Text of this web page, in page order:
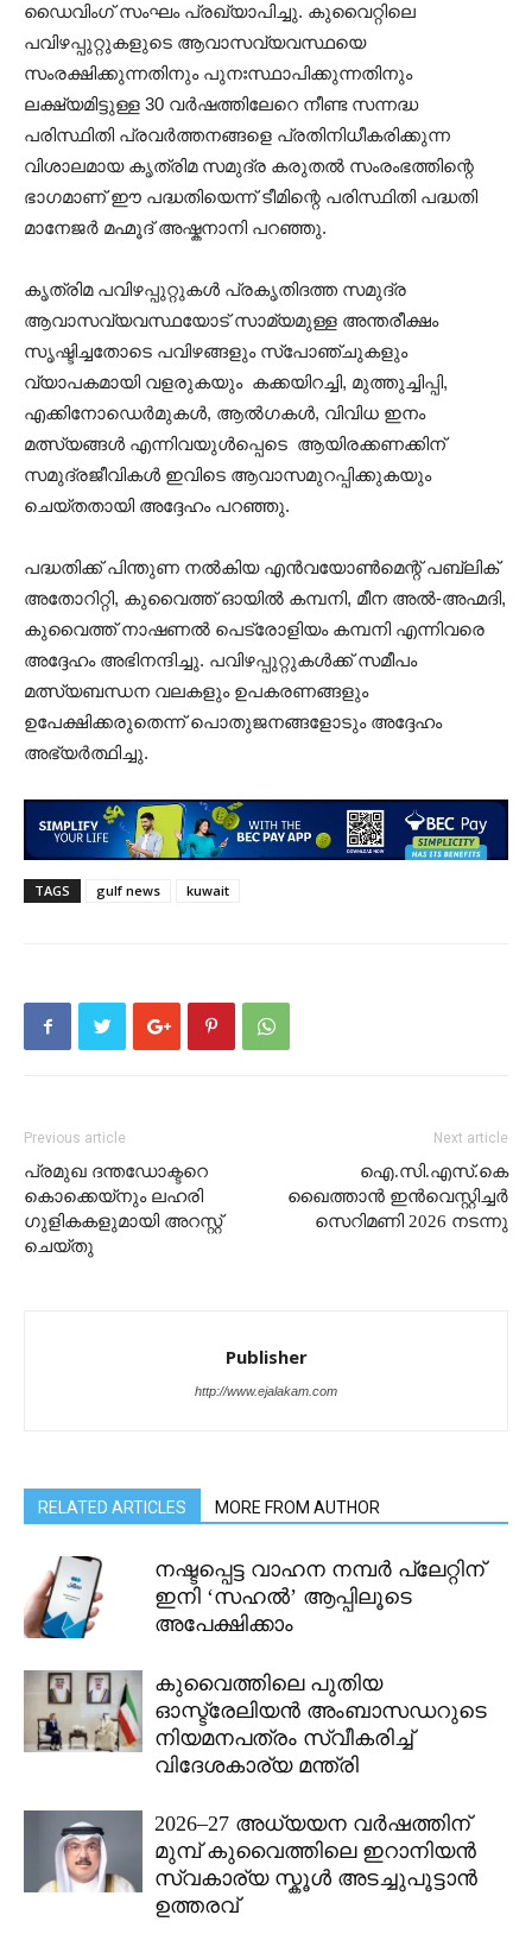
ഡൈവിംഗ് സംഘം പ്രഖ്യാപിച്ചു. കുവൈറ്റിലെ
പവിഴപ്പുറ്റുകളുടെ ആവാസവ്യവസ്ഥയെ
സംരക്ഷിക്കുന്നതിനും പുനഃസ്ഥാപിക്കുന്നതിനും
ലക്ഷ്യമിട്ടുള്ള 30 വർഷത്തിലേറെ നീണ്ട സന്നദ്ധ
പരിസ്ഥിതി പ്രവർത്തനങ്ങളെ പ്രതിനിധീകരിക്കുന്ന
വിശാലമായ കൃത്രിമ സമുദ്ര കരുതൽ സംരംഭത്തിന്റെ
ഭാഗമാണ് ഈ പദ്ധതിയെന്ന് ടീമിന്റെ പരിസ്ഥിതി പദ്ധതി
മാനേജർ മഹ്മൂദ് അഷ്കനാനി പറഞ്ഞു.
കൃത്രിമ പവിഴപ്പുറ്റുകൾ പ്രകൃതിദത്ത സമുദ്ര
ആവാസവ്യവസ്ഥയോട് സാമ്യമുള്ള അന്തരീക്ഷം
സൃഷ്ടിച്ചതോടെ പവിഴങ്ങളും സ്പോഞ്ചുകളും
വ്യാപകമായി വളരുകയും കക്കയിറച്ചി, മുത്തുച്ചിപ്പി,
എക്കിനോഡെർമുകൾ, ആൽഗകൾ, വിവിധ ഇനം
മത്സ്യങ്ങൾ എന്നിവയുൾപ്പെടെ ആയിരക്കണക്കിന്
സമുദ്രജീവികൾ ഇവിടെ ആവാസമുറപ്പിക്കുകയും
ചെയ്തതായി അദ്ദേഹം പറഞ്ഞു.
പദ്ധതിക്ക് പിന്തുണ നൽകിയ എൻവയോൺമെന്റ് പബ്ലിക്
അതോറിറ്റി, കുവൈത്ത് ഓയിൽ കമ്പനി, മീന അൽ-അഹ്മദി,
കുവൈത്ത് നാഷണൽ പെട്രോളിയം കമ്പനി എന്നിവരെ
അദ്ദേഹം അഭിനന്ദിച്ചു. പവിഴപ്പുറ്റുകൾക്ക് സമീപം
മത്സ്യബന്ധന വലകളും ഉപകരണങ്ങളും
ഉപേക്ഷിക്കരുതെന്ന് പൊതുജനങ്ങളോടും അദ്ദേഹം
അഭ്യർത്ഥിച്ചു.
TAGS gulf news kuwait
Previous article
പ്രമുഖ ദന്തഡോക്ടറെ
കൊക്കെയ്നും ലഹരി
ഗുളികകളുമായി അറസ്റ്റ്
ചെയ്തു
Next article
ഐ.സി.എസ്.കെ
ഖൈത്താൻ ഇൻവെസ്റ്റിച്ചർ
സെറിമണി 2026 നടന്നു
Publisher
http://www.ejalakam.com
RELATED ARTICLES MORE FROM AUTHOR
നഷ്ടപ്പെട്ട വാഹന നമ്പർ പ്ലേറ്റിന്
ഇനി ‘സഹൽ’ ആപ്പിലൂടെ
അപേക്ഷിക്കാം
കുവൈത്തിലെ പുതിയ
ഓസ്ട്രേലിയൻ അംബാസഡറുടെ
നിയമനപത്രം സ്വീകരിച്ച്
വിദേശകാര്യ മന്ത്രി
2026–27 അധ്യയന വർഷത്തിന്
മുമ്പ് കുവൈത്തിലെ ഇറാനിയൻ
സ്വകാര്യ സ്കൂൾ അടച്ചുപൂട്ടാൻ
ഉത്തരവ്